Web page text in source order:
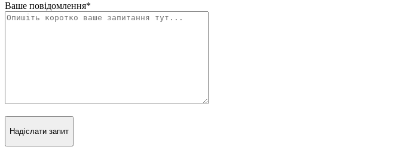
Ваше повідомлення*
Надіслати запит